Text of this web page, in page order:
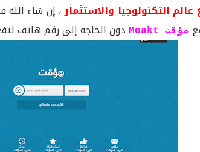
التكنولوجيا والاستثمار، إن شاء
مؤقت Moakt دون الحاجه إلى رقم هاتف